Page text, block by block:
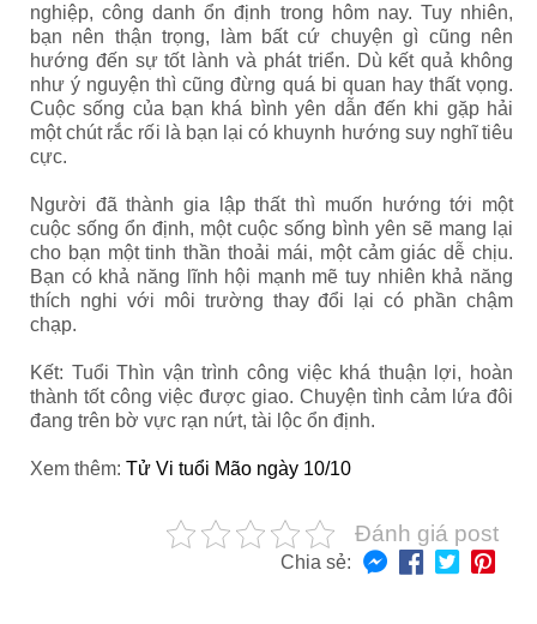
nghiệp, công danh ổn định trong hôm nay. Tuy nhiên,
bạn nên thận trọng, làm bất cứ chuyện gì cũng nên
hướng đến sự tốt lành và phát triển. Dù kết quả không
như ý nguyện thì cũng đừng quá bi quan hay thất vọng.
Cuộc sống của bạn khá bình yên dẫn đến khi gặp hải
một chút rắc rối là bạn lại có khuynh hướng suy nghĩ tiêu
cực.
Người đã thành gia lập thất thì muốn hướng tới một
cuộc sống ổn định, một cuộc sống bình yên sẽ mang lại
cho bạn một tinh thần thoải mái, một cảm giác dễ chịu.
Bạn có khả năng lĩnh hội mạnh mẽ tuy nhiên khả năng
thích nghi với môi trường thay đổi lại có phần chậm
chạp.
Kết: Tuổi Thìn vận trình công việc khá thuận lợi, hoàn
thành tốt công việc được giao. Chuyện tình cảm lứa đôi
đang trên bờ vực rạn nứt, tài lộc ổn định.
Xem thêm: Tử Vi tuổi Mão ngày 10/10
Đánh giá post
Chia sẻ: